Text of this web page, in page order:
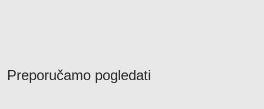
Preporučamo pogledati